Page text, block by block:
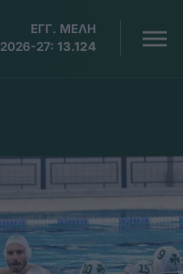
ΕΓΓ. ΜΕΛΗ
2026-27: 13.124